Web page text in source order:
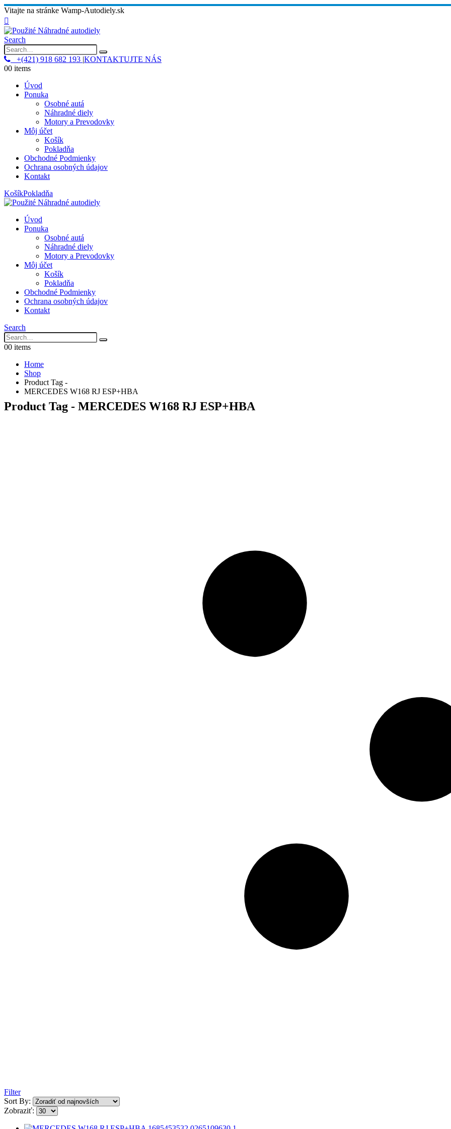
Vitajte na stránke Wamp-Autodiely.sk
Search
+(421) 918 682 193 |KONTAKTUJTE NÁS
00 items
Úvod
Ponuka
Osobné autá
Náhradné diely
Motory a Prevodovky
Môj účet
Košík
Pokladňa
Obchodné Podmienky
Ochrana osobných údajov
Kontakt
KošíkPokladňa
Úvod
Ponuka
Osobné autá
Náhradné diely
Motory a Prevodovky
Môj účet
Košík
Pokladňa
Obchodné Podmienky
Ochrana osobných údajov
Kontakt
Search
00 items
Home
Shop
Product Tag -
MERCEDES W168 RJ ESP+HBA
Product Tag - MERCEDES W168 RJ ESP+HBA
Filter
Sort By:
Zobraziť: